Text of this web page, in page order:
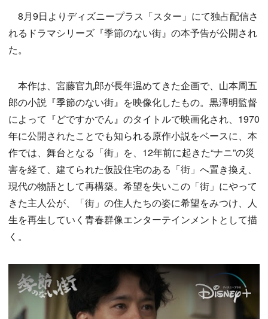
8月9日よりディズニープラス「スター」にて独占配信さ
れるドラマシリーズ『季節のない街』の本予告が公開され
た。
本作は、宮藤官九郎が長年温めてきた企画で、山本周五
郎の小説『季節のない街』を映像化したもの。黒澤明監督
によって『どですかでん』のタイトルで映画化され、1970
年に公開されたことでも知られる原作小説をベースに、本
作では、舞台となる「街」を、12年前に起きた“ナニ”の災
害を経て、建てられた仮設住宅のある「街」へ置き換え、
現代の物語として再構築。希望を失いこの「街」にやって
きた主人公が、「街」の住人たちの姿に希望をみつけ、人
生を再生していく青春群像エンターテインメントとして描
く。